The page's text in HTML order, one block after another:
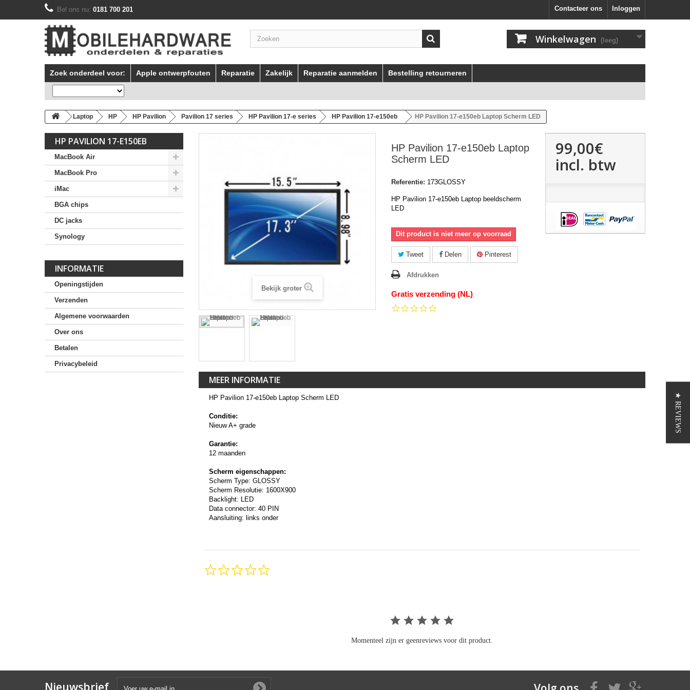
Inloggen
Contacteer ons
Bel ons nu: 0181 700 201
Winkelwagen (leeg)
Zoek onderdeel voor: Apple ontwerpfouten Reparatie Zakelijk Reparatie aanmelden Bestelling retourneren
Laptop HP HP Pavilion Pavilion 17 series HP Pavilion 17-e series HP Pavilion 17-e150eb HP Pavilion 17-e150eb Laptop Scherm LED
HP PAVILION 17-E150EB
MacBook Air
MacBook Pro
iMac
BGA chips
DC jacks
Synology
INFORMATIE
Openingstijden
Verzenden
Algemene voorwaarden
Over ons
Betalen
Privacybeleid
Bekijk groter
HP Pavilion 17-e150eb Laptop
Scherm LED
Referentie: 173GLOSSY
HP Pavilion 17-e150eb Laptop beeldscherm
LED
Dit product is niet meer op voorraad
Tweet Delen Pinterest
Afdrukken
Gratis verzending (NL)
99,00€
incl. btw
MEER INFORMATIE
HP Pavilion 17-e150eb Laptop Scherm LED
Conditie:
Nieuw A+ grade
Garantie:
12 maanden
Scherm eigenschappen:
Scherm Type: GLOSSY
Scherm Resolutie: 1600X900
Backlight: LED
Data connector: 40 PIN
Aansluiting: links onder
Momenteel zijn er geenreviews voor dit product.
Nieuwsbrief
★ REVIEWS